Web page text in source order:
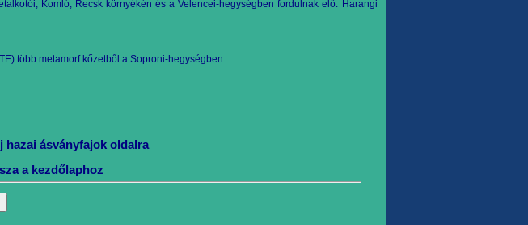
Komló, Recsk környékén és a Velencei-hegységben fordulnak elő. Harangi
több metamorf kőzetből a Soproni-hegységben.
hazai ásványfajok oldalra
a kezdőlaphoz